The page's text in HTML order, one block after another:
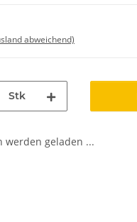
abweichend)
Stk
werden geladen ...